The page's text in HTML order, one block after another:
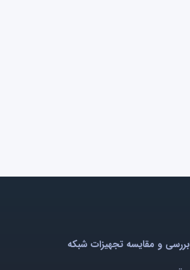
بررسی و مقایسه تجهیزات شبکه